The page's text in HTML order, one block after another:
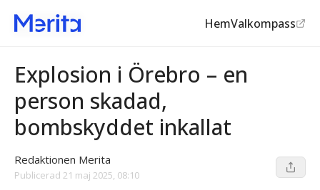
HemValkompass
Explosioner
Explosion i Örebro – en
person skadad,
bombskyddet inkallat
Redaktionen Merita
Publicerad 21 maj 2025, 08:10